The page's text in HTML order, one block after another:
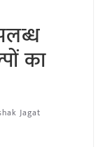
का
Jagat